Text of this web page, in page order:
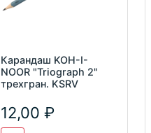
Карандаш KOH-I-
NOOR "Triograph 2"
трехгран. KSRV
12,00